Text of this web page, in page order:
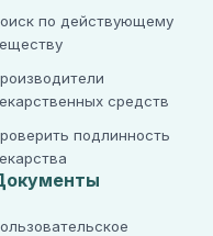
по действующему
средств
подлинность